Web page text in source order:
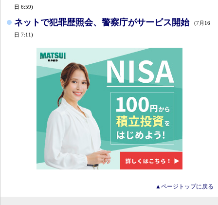
日 6:59)
ネットで犯罪歴照会、警察庁がサービス開始
(7月16
日 7:11)
▲ページトップに戻る